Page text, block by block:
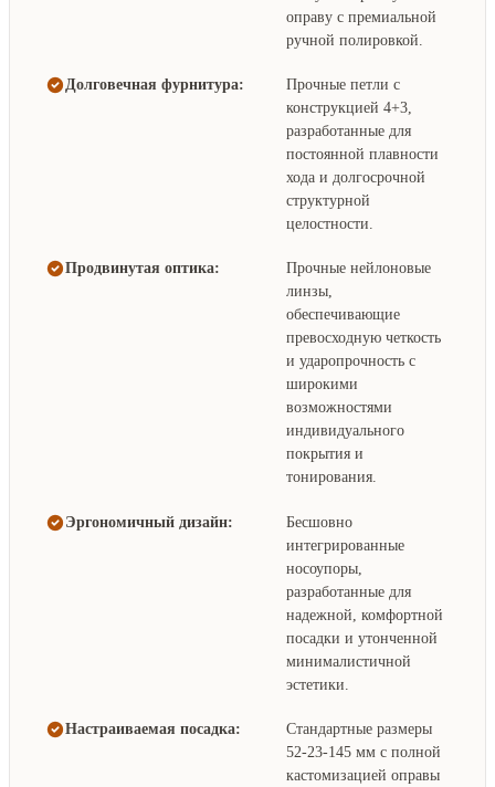
оправу с премиальной
ручной полировкой.
Долговечная фурнитура:
Прочные петли с
конструкцией 4+3,
разработанные для
постоянной плавности
хода и долгосрочной
структурной
целостности.
Продвинутая оптика:
Прочные нейлоновые
линзы,
обеспечивающие
превосходную четкость
и ударопрочность с
широкими
возможностями
индивидуального
покрытия и
тонирования.
Эргономичный дизайн:
Бесшовно
интегрированные
носоупоры,
разработанные для
надежной, комфортной
посадки и утонченной
минималистичной
эстетики.
Настраиваемая посадка:
Стандартные размеры
52-23-145 мм с полной
кастомизацией оправы